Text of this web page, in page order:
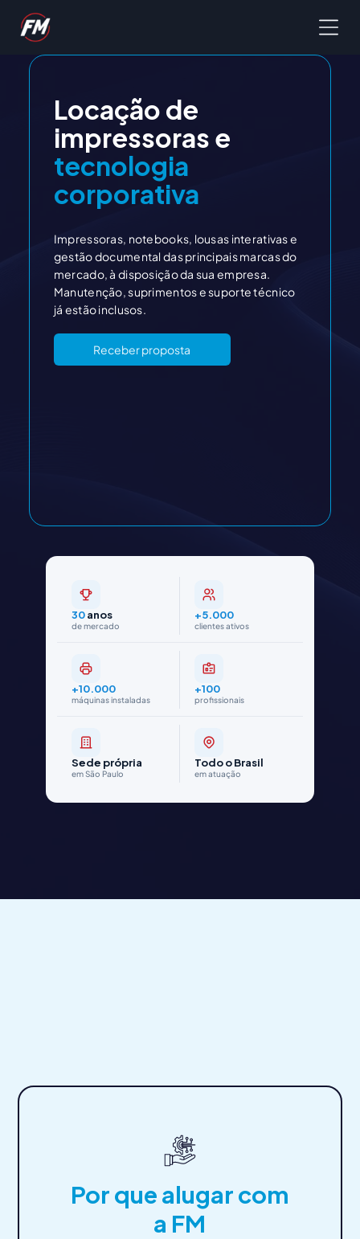
Locação de
impressoras e
tecnologia
corporativa
Impressoras, notebooks, lousas interativas e
gestão documental das principais marcas do
mercado, à disposição da sua empresa.
Manutenção, suprimentos e suporte técnico
já estão inclusos.
Receber proposta
30anos
de mercado
+5.000
clientes ativos
+10.000
máquinas instaladas
+100
profissionais
Sede própria
em São Paulo
Todo o Brasil
em atuação
Por que alugar com
a FM